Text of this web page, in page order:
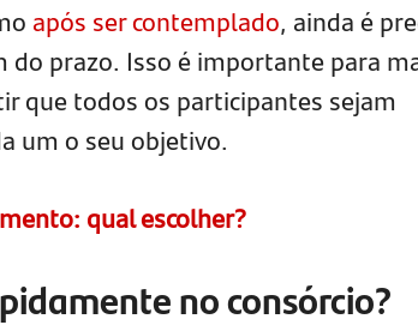
após ser contemplado, ainda é
do prazo. Isso é importante para
que todos os participantes sejam
um o seu objetivo.
qual escolher?
no consórcio?